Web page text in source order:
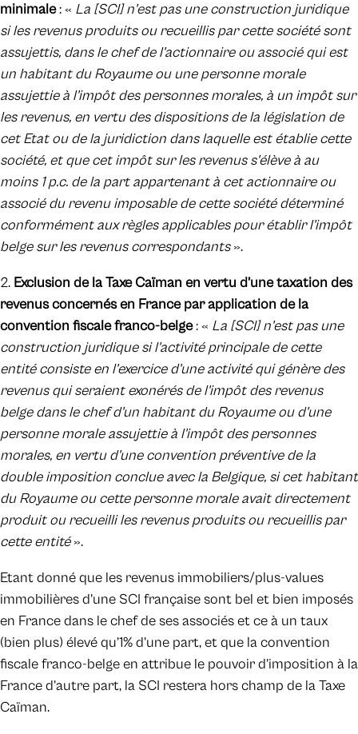
minimale: « La [SCI] n'est pas une construction juridique
si les revenus produits ou recueillis par cette société sont
assujettis, dans le chef de l'actionnaire ou associé qui est
un habitant du Royaume ou une personne morale
assujettie à l'impôt des personnes morales, à un impôt sur
les revenus, en vertu des dispositions de la législation de
cet Etat ou de la juridiction dans laquelle est établie cette
société, et que cet impôt sur les revenus s'élève à au
moins 1 p.c. de la part appartenant à cet actionnaire ou
associé du revenu imposable de cette société déterminé
conformément aux règles applicables pour établir l'impôt
belge sur les revenus correspondants».
2. Exclusion de la Taxe Caïman en vertu d’une taxation des
revenus concernés en France par application de la
convention fiscale franco-belge: « La [SCI] n'est pas une
construction juridique si l'activité principale de cette
entité consiste en l’exercice d’une activité qui génère des
revenus qui seraient exonérés de l'impôt des revenus
belge dans le chef d'un habitant du Royaume ou d'une
personne morale assujettie à l'impôt des personnes
morales, en vertu d'une convention préventive de la
double imposition conclue avec la Belgique, si cet habitant
du Royaume ou cette personne morale avait directement
produit ou recueilli les revenus produits ou recueillis par
cette entité».
Etant donné que les revenus immobiliers/plus-values
immobilières d’une SCI française sont bel et bien imposés
en France dans le chef de ses associés et ce à un taux
(bien plus) élevé qu’1% d’une part, et que la convention
fiscale franco-belge en attribue le pouvoir d’imposition à la
France d’autre part, la SCI restera hors champ de la Taxe
Caïman.